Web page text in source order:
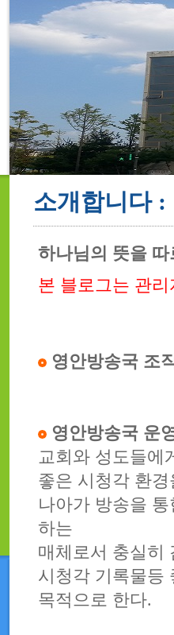
소개합니다 :
하나님의 뜻을
본 블로그는 관
영안방송국 조
영안방송국 운
교회와 성도들에
좋은 시청각 환
나아가 방송을
하는
매체로서 충실히
시청각 기록물등
목적으로 한다.